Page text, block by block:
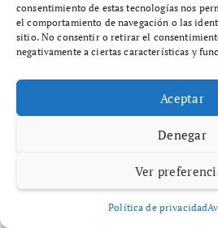
consentimiento de estas tecnologías nos
el comportamiento de navegación o las
sitio. No consentir o retirar el
negativamente a ciertas características y
Aceptar
Denegar
Ver
Política de privacidad
Comentario*
Correo electrónico*